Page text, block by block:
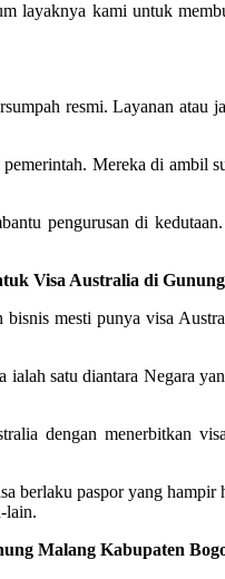
layaknya kami untuk
resmi. Layanan atau
Mereka di ambil
pengurusan di
Visa Australia di
mesti punya visa
satu diantara Negara
dengan menerbitkan
paspor yang
lain.
Malang Kabupaten